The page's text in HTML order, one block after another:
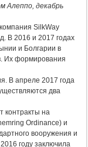
Алеппо, декабрь
SilkWay
В 2016 и 2017 годах
и Болгарии в
Их формирования
В апреле 2017 года
два
контракты на
Ordinance) и
вооружения и
году заключила